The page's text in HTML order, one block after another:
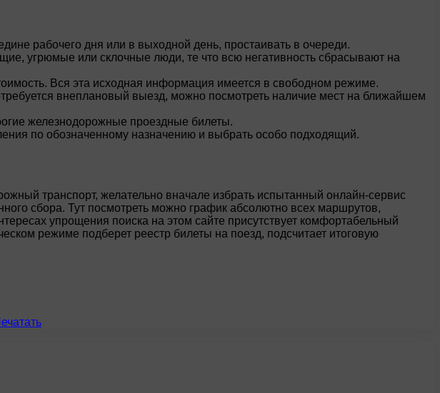
рабочего дня или в выходной день, простаивать в очереди.
угрюмые или склочные люди, те что всю негативность сбрасывают на
Вся эта исходная информация имеется в свободном режиме.
внеплановый выезд, можно посмотреть наличие мест на ближайшем
железнодорожные проездные билеты.
по обозначенному назначению и выбрать особо подходящий.
транспорт, желательно вначале избрать испытанный онлайн-сервис
сбора. Тут посмотреть можно график абсолютно всех маршрутов,
упрощения поиска на этом сайте присутствует комфортабельный
режиме подберет реестр билеты на поезд, подсчитает итоговую